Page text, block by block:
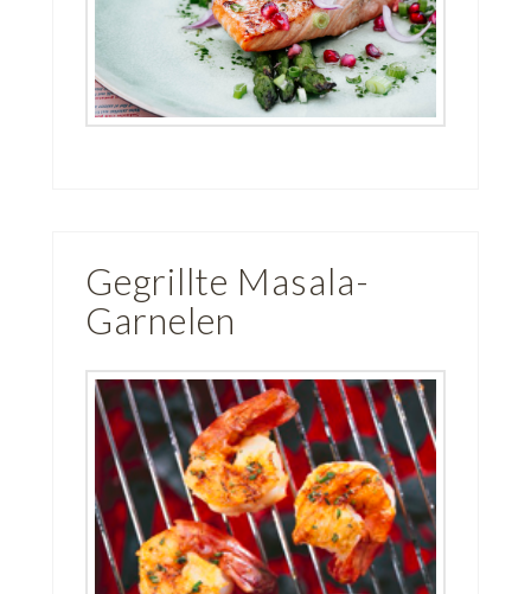
Gegrillte Masala-
Garnelen